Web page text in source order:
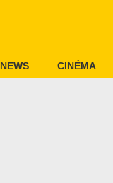
NEWS CINÉMA